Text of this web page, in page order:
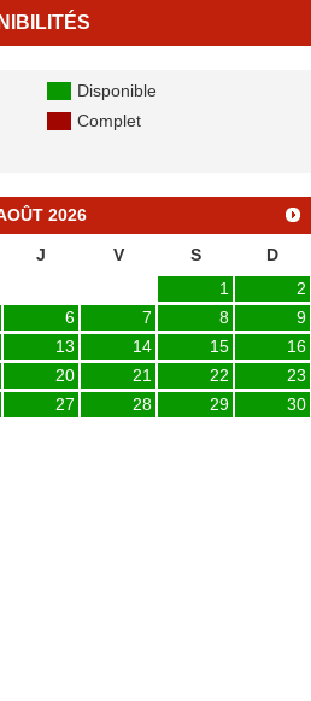
Disponible
Complet
2026
J V S
D
1
2
6 7 8
9
13 14 15
16
20 21 22
23
27 28 29
30